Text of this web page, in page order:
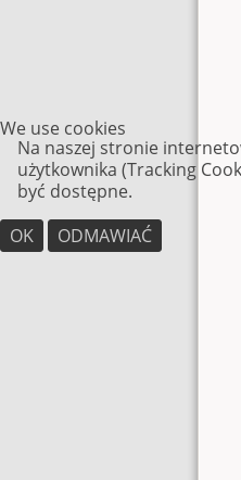
We use cookies
Na naszej stronie
użytkownika (Tracking
być dostępne.
OK
ODMAWIAĆ